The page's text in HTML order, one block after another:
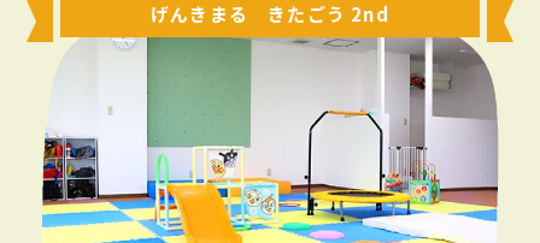
げんきまる きたごう 2nd